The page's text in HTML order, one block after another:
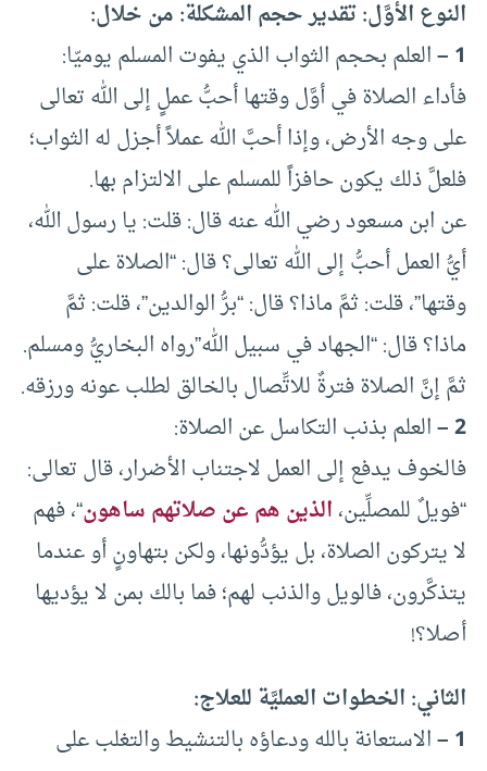
النوع الأوَّل: تقدير حجم المشكلة: من خلال:
1 –
العلم بحجم الثواب الذي يفوت المسلم يوميّا:
فأداء الصلاة في أوَّل وقتها أحبُّ عملٍ إلى الله تعالى
على وجه الأرض، وإذا أحبَّ الله عملاً أجزل له الثواب؛
فلعلَّ ذلك يكون حافزاً للمسلم على الالتزام بها.
عن ابن مسعود رضي الله عنه قال: قلت: يا رسول الله،
أيُّ العمل أحبُّ إلى الله تعالى؟ قال: “الصلاة على
وقتها”، قلت: ثمَّ ماذا؟ قال: “برُّ الوالدين”، قلت: ثمَّ
ماذا؟ قال: “الجهاد في سبيل الله”رواه البخاريُّ ومسلم.
ثمَّ إنَّ الصلاة فترةٌ للاتِّصال بالخالق لطلب عونه ورزقه.
2 –
العلم بذنب التكاسل عن الصلاة:
فالخوف يدفع إلى العمل لاجتناب الأضرار، قال تعالى:
“فويلٌ للمصلِّين،الذين هم عن صلاتهم ساهون“، فهم
لا يتركون الصلاة، بل يؤدُّونها، ولكن بتهاونٍ أو عندما
يتذكَّرون، فالويل والذنب لهم؛ فما بالك بمن لا يؤديها
أصلا؟!
الثاني: الخطوات العمليَّة للعلاج:
1 –
الاستعانة بالله ودعاؤه بالتنشيط والتغلب على